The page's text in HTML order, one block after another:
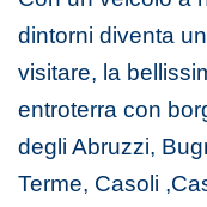
dintorni diventa
visitare, la
entroterra con
degli Abruzzi,
Terme, Casoli